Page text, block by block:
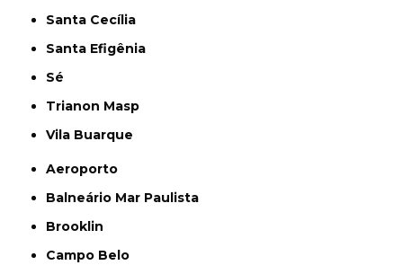
Santa Cecília
Santa Efigênia
Sé
Trianon Masp
Vila Buarque
Aeroporto
Balneário Mar Paulista
Brooklin
Campo Belo